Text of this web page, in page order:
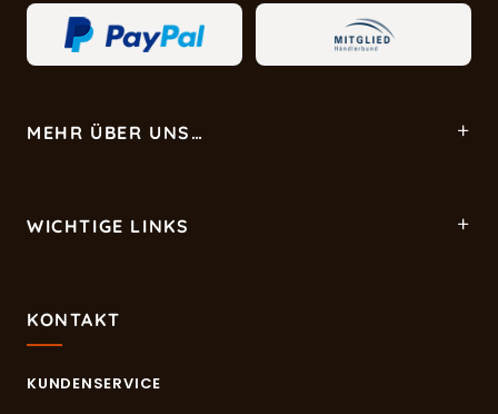
MEHR ÜBER UNS…
WICHTIGE LINKS
KONTAKT
KUNDENSERVICE